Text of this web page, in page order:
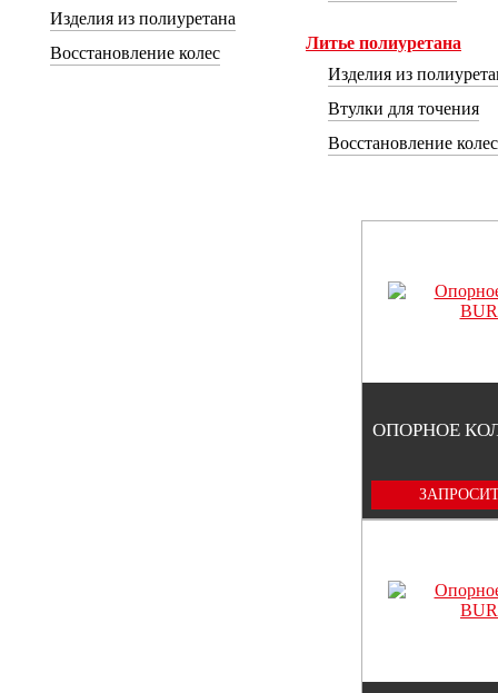
Изделия из полиуретана
Восстановление колес
Литье полиуретана
Изделия из
Втулки для точения
Восстановление колес
ОПОРНОЕ